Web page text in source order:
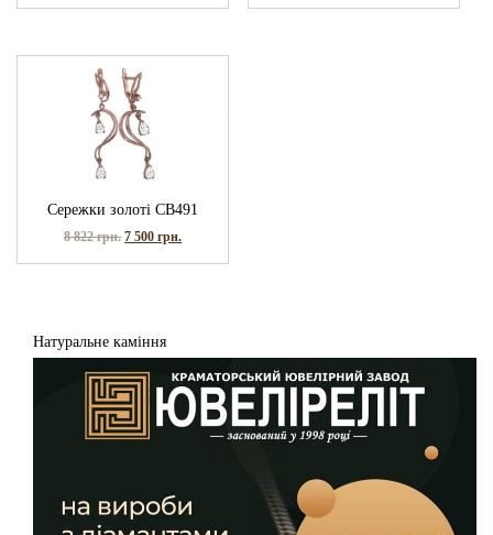
Сережки золоті СВ491
8 822грн. 7 500грн.
Натуральне каміння